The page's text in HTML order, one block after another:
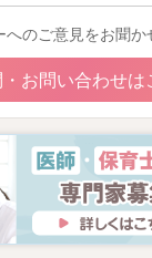
へのご意見をお聞か
・お問い合わせは